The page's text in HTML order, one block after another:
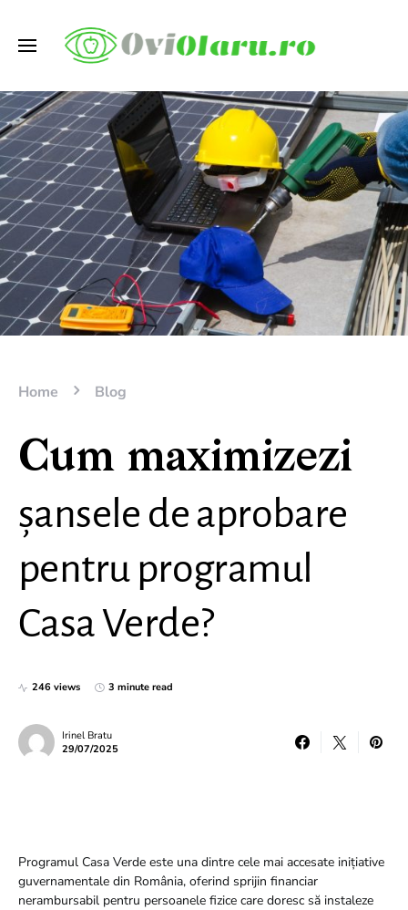
Home Blog
Cum maximizezi
șansele de aprobare
pentru programul
Casa Verde?
246 views 3 minute read
Irinel Bratu
29/07/2025
Programul Casa Verde este una dintre cele mai accesate inițiative
guvernamentale din România, oferind sprijin financiar
nerambursabil pentru persoanele fizice care doresc să instaleze